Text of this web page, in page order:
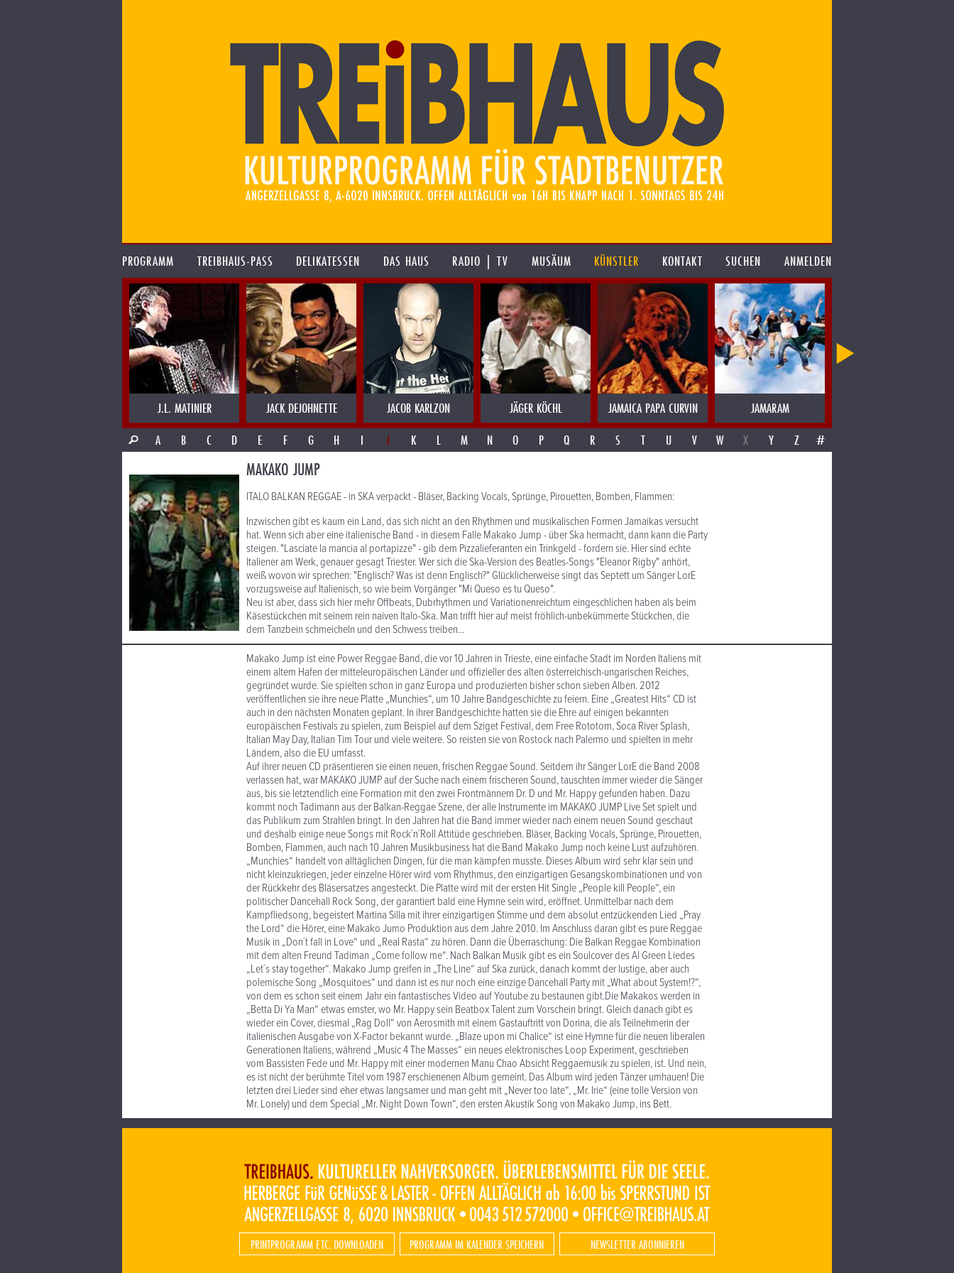
PROGRAMM TREIBHAUS-PASS DELIKATESSEN DAS HAUS RADIO | TV MUSÄUM KÜNSTLER KONTAKT SUCHEN ANMELDEN
J.L. MATINIER JACK DEJOHNETTE JACOB KARLZON JÄGER KÖCHL JAMAICA PAPA CURVIN JAMARAM
A
B C D E F G H I J K L M N O P Q R S T U V W X Y Z #
MAKAKO JUMP
ITALO BALKAN REGGAE - in SKA verpackt - Bläser, Backing Vocals, Sprünge, Pirouetten, Bomben, Flammen:
Inzwischen gibt es kaum ein Land, das sich nicht an den Rhythmen und musikalischen Formen Jamaikas versucht
hat. Wenn sich aber eine italienische Band - in diesem Falle Makako Jump - über Ska hermacht, dann kann die Party
steigen. "Lasciate la mancia al portapizze" - gib dem Pizzalieferanten ein Trinkgeld - fordern sie. Hier sind echte
Italiener am Werk, genauer gesagt Triester. Wer sich die Ska-Version des Beatles-Songs "Eleanor Rigby" anhört,
weiß wovon wir sprechen: "Englisch? Was ist denn Englisch?" Glücklicherweise singt das Septett um Sänger LorE
vorzugsweise auf Italienisch, so wie beim Vorgänger "Mi Queso es tu Queso".
Neu ist aber, dass sich hier mehr Offbeats, Dubrhythmen und Variationenreichtum eingeschlichen haben als beim
Käsestückchen mit seinem rein naiven Italo-Ska. Man trifft hier auf meist fröhlich-unbekümmerte Stückchen, die
dem Tanzbein schmeicheln und den Schwess treiben...
Makako Jump ist eine Power Reggae Band, die vor 10 Jahren in Trieste, eine einfache Stadt im Norden Italiens mit
einem altem Hafen der mitteleuropäischen Länder und offizieller des alten österreichisch-ungarischen Reiches,
gegründet wurde. Sie spielten schon in ganz Europa und produzierten bisher schon sieben Alben. 2012
veröffentlichen sie ihre neue Platte „Munchies“, um 10 Jahre Bandgeschichte zu feiern. Eine „Greatest Hits“ CD ist
auch in den nächsten Monaten geplant. In ihrer Bandgeschichte hatten sie die Ehre auf einigen bekannten
europäischen Festivals zu spielen, zum Beispiel auf dem Sziget Festival, dem Free Rototom, Soca River Splash,
Italian May Day, Italian Tim Tour und viele weitere. So reisten sie von Rostock nach Palermo und spielten in mehr
Ländern, also die EU umfasst.
Auf ihrer neuen CD präsentieren sie einen neuen, frischen Reggae Sound. Seitdem ihr Sänger LorE die Band 2008
verlassen hat, war MAKAKO JUMP auf der Suche nach einem frischeren Sound, tauschten immer wieder die Sänger
aus, bis sie letztendlich eine Formation mit den zwei Frontmännern Dr. D und Mr. Happy gefunden haben. Dazu
kommt noch Tadimann aus der Balkan-Reggae Szene, der alle Instrumente im MAKAKO JUMP Live Set spielt und
das Publikum zum Strahlen bringt. In den Jahren hat die Band immer wieder nach einem neuen Sound geschaut
und deshalb einige neue Songs mit Rock´n´Roll Attitüde geschrieben. Bläser, Backing Vocals, Sprünge, Pirouetten,
Bomben, Flammen, auch nach 10 Jahren Musikbusiness hat die Band Makako Jump noch keine Lust aufzuhören.
„Munchies“ handelt von alltäglichen Dingen, für die man kämpfen musste. Dieses Album wird sehr klar sein und
nicht kleinzukriegen, jeder einzelne Hörer wird vom Rhythmus, den einzigartigen Gesangskombinationen und von
der Rückkehr des Bläsersatzes angesteckt. Die Platte wird mit der ersten Hit Single „People kill People“, ein
politischer Dancehall Rock Song, der garantiert bald eine Hymne sein wird, eröffnet. Unmittelbar nach dem
Kampfliedsong, begeistert Martina Silla mit ihrer einzigartigen Stimme und dem absolut entzückenden Lied „Pray
the Lord“ die Hörer, eine Makako Jumo Produktion aus dem Jahre 2010. Im Anschluss daran gibt es pure Reggae
Musik in „Don´t fall in Love“ und „Real Rasta“ zu hören. Dann die Überraschung: Die Balkan Reggae Kombination
mit dem alten Freund Tadiman „Come follow me“. Nach Balkan Musik gibt es ein Soulcover des Al Green Liedes
„Let´s stay together“. Makako Jump greifen in „The Line“ auf Ska zurück, danach kommt der lustige, aber auch
polemische Song „Mosquitoes“ und dann ist es nur noch eine einzige Dancehall Party mit „What about System!?“,
von dem es schon seit einem Jahr ein fantastisches Video auf Youtube zu bestaunen gibt.Die Makakos werden in
„Betta Di Ya Man“ etwas ernster, wo Mr. Happy sein Beatbox Talent zum Vorschein bringt. Gleich danach gibt es
wieder ein Cover, diesmal „Rag Doll“ von Aerosmith mit einem Gastauftritt von Dorina, die als Teilnehmerin der
italienischen Ausgabe von X-Factor bekannt wurde. „Blaze upon mi Chalice“ ist eine Hymne für die neuen liberalen
Generationen Italiens, während „Music 4 The Masses“ ein neues elektronisches Loop Experiment, geschrieben
vom Bassisten Fede und Mr. Happy mit einer modernen Manu Chao Absicht Reggaemusik zu spielen, ist. Und nein,
es ist nicht der berühmte Titel vom 1987 erschienenen Album gemeint. Das Album wird jeden Tänzer umhauen! Die
letzten drei Lieder sind eher etwas langsamer und man geht mit „Never too late“, „Mr. Irie“ (eine tolle Version von
Mr. Lonely) und dem Special „Mr. Night Down Town“, den ersten Akustik Song von Makako Jump, ins Bett.
PRINTPROGRAMM ETC. DOWNLOADEN PROGRAMM IM KALENDER SPEICHERN NEWSLETTER ABONNIEREN